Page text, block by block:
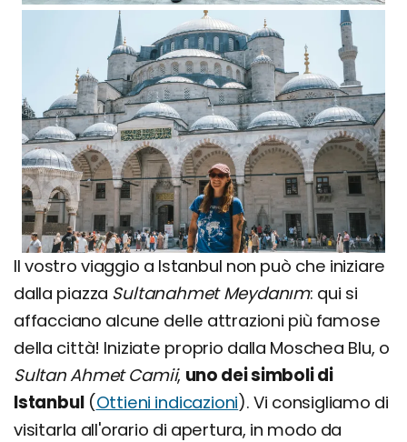
Il vostro viaggio a Istanbul non può che iniziare
dalla piazza Sultanahmet Meydanım: qui si
affacciano alcune delle attrazioni più famose
della città! Iniziate proprio dalla Moschea Blu, o
Sultan Ahmet Camii, uno dei simboli di
Istanbul(Ottieni indicazioni). Vi consigliamo di
visitarla all'orario di apertura, in modo da